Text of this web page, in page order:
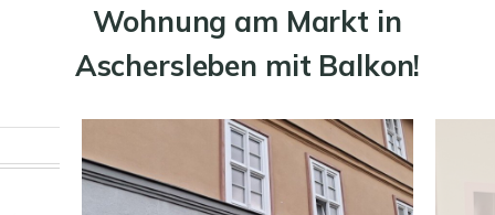
Wohnung am Markt in
Aschersleben mit Balkon!